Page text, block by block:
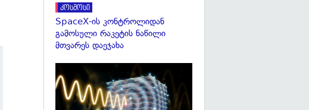
კოსმოსი
SpaceX-ის კონტროლიდან
გამოსული რაკეტის ნაწილი
მთვარეს დაეჯახა